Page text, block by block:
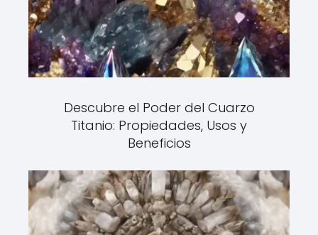
Descubre el Poder del Cuarzo
Titanio: Propiedades, Usos y
Beneficios